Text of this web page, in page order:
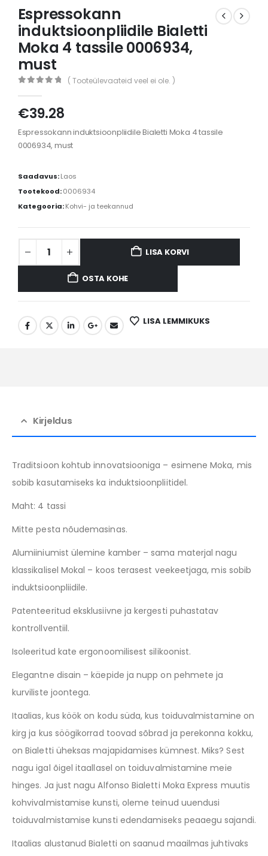
Espressokann
induktsioonpliidile Bialetti
Moka 4 tassile 0006934,
must
( Tooteülevaateid veel ei ole. )
€39.28
Espressokann induktsioonpliidile Bialetti Moka 4 tassile
0006934, must
Saadavus:Laos
Tootekood:0006934
Kategooria:Kohvi- ja teekannud
LISA KORVI
OSTA KOHE
LISA LEMMIKUKS
Kirjeldus
Traditsioon kohtub innovatsiooniga – esimene Moka, mis
sobib kasutamiseks ka induktsioonpliitidel.
Maht: 4 tassi
Mitte pesta nõudemasinas.
Alumiiniumist ülemine kamber – sama materjal nagu
klassikalisel Mokal – koos terasest veekeetjaga, mis sobib
induktsioonpliidile.
Patenteeritud eksklusiivne ja kergesti puhastatav
kontrollventiil.
Isoleeritud kate ergonoomilisest silikoonist.
Elegantne disain – käepide ja nupp on pehmete ja
kurviliste joontega.
Itaalias, kus köök on kodu süda, kus toiduvalmistamine on
kirg ja kus söögikorrad toovad sõbrad ja perekonna kokku,
on Bialetti üheksas majapidamises kümnest. Miks? Sest
nagu igal õigel itaallasel on toiduvalmistamine meie
hinges. Ja just nagu Alfonso Bialetti Moka Express muutis
kohvivalmistamise kunsti, oleme teinud uuendusi
toiduvalmistamise kunsti edendamiseks peaaegu sajandi.
Itaalias alustanud Bialetti on saanud maailmas juhtivaks